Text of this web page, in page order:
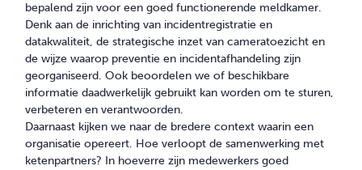
bepalend zijn voor een goed functionerende meldkamer.
Denk aan de inrichting van incidentregistratie en
datakwaliteit, de strategische inzet van cameratoezicht en
de wijze waarop preventie en incidentafhandeling zijn
georganiseerd. Ook beoordelen we of beschikbare
informatie daadwerkelijk gebruikt kan worden om te sturen,
verbeteren en verantwoorden.
Daarnaast kijken we naar de bredere context waarin een
organisatie opereert. Hoe verloopt de samenwerking met
ketenpartners? In hoeverre zijn medewerkers goed